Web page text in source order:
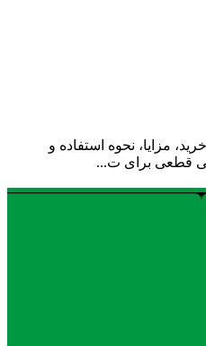
مزایا، نحوه استفاده و
قطعی برای ت...